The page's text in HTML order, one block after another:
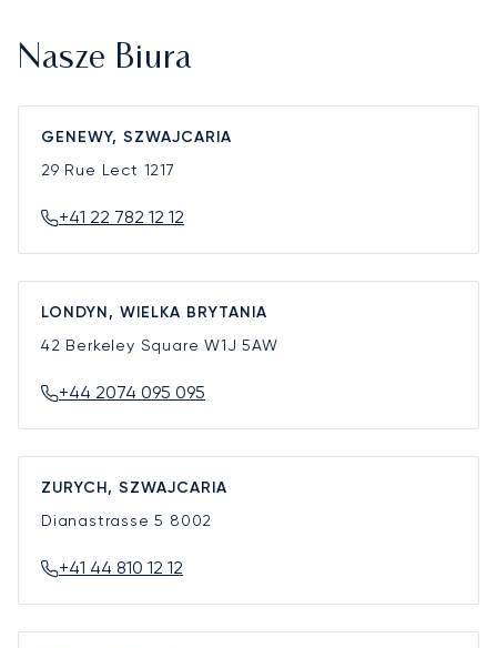
Nasze Biura
GENEWY, SZWAJCARIA
29 Rue Lect 1217
+41 22 782 12 12
LONDYN, WIELKA BRYTANIA
42 Berkeley SquareW1J 5AW
+44 2074 095 095
ZURYCH, SZWAJCARIA
Dianastrasse 5 8002
+41 44 810 12 12